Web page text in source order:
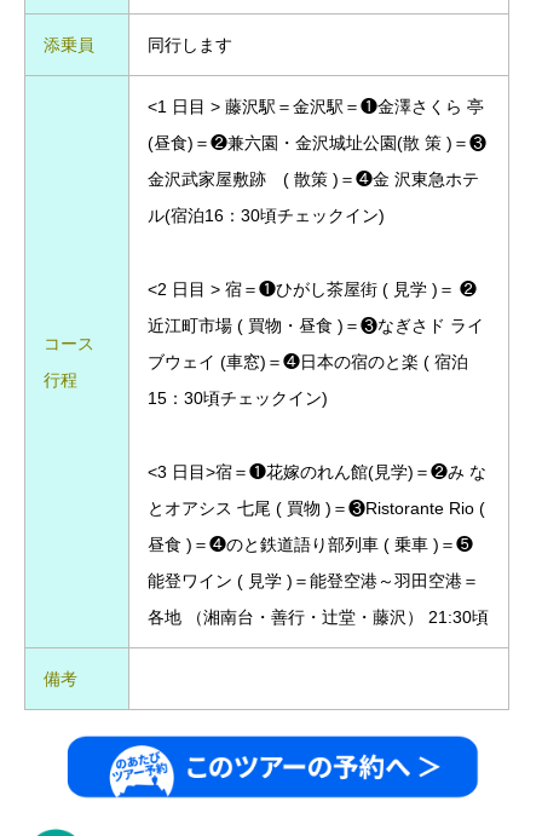
添乗員 同行します
コース
行程
<1 日目 > 藤沢駅＝金沢駅＝❶金澤さくら 亭
(昼食)＝❷兼六園・金沢城址公園(散 策 )＝❸
金沢武家屋敷跡 ( 散策 )＝❹金 沢東急ホテ
ル(宿泊16：30頃チェックイン)
<2 日目 > 宿＝❶ひがし茶屋街 ( 見学 )＝ ❷
近江町市場 ( 買物・昼食 )＝❸なぎさド ライ
ブウェイ (車窓)＝❹日本の宿のと楽 ( 宿泊
15：30頃チェックイン)
<3 日目>宿＝❶花嫁のれん館(見学)＝❷み な
とオアシス 七尾 ( 買物 )＝❸Ristorante Rio (
昼食 )＝❹のと鉄道語り部列車 ( 乗車 )＝❺
能登ワイン ( 見学 )＝能登空港～羽田空港＝
各地 （湘南台・善行・辻堂・藤沢） 21:30頃
備考